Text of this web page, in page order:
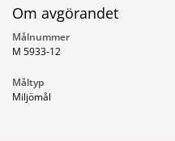
Om avgörandet
Målnummer
M 5933-12
Måltyp
Miljömål